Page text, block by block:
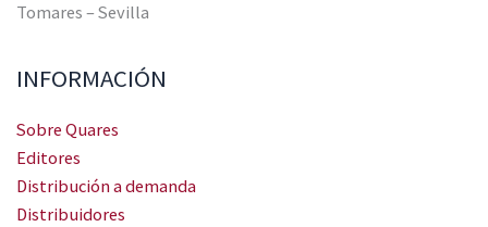
Tomares – Sevilla
INFORMACIÓN
Sobre Quares
Editores
Distribución a demanda
Distribuidores